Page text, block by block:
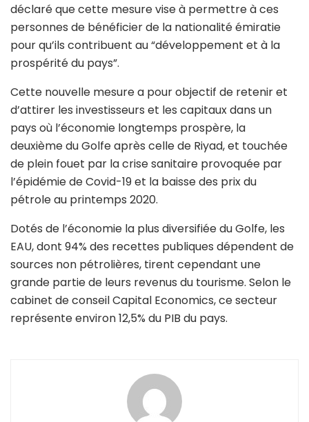
déclaré que cette mesure vise à permettre à ces
personnes de bénéficier de la nationalité émiratie
pour qu’ils contribuent au “développement et à la
prospérité du pays”.
Cette nouvelle mesure a pour objectif de retenir et
d’attirer les investisseurs et les capitaux dans un
pays où l’économie longtemps prospère, la
deuxième du Golfe après celle de Riyad, et touchée
de plein fouet par la crise sanitaire provoquée par
l’épidémie de Covid-19 et la baisse des prix du
pétrole au printemps 2020.
Dotés de l’économie la plus diversifiée du Golfe, les
EAU, dont 94% des recettes publiques dépendent de
sources non pétrolières, tirent cependant une
grande partie de leurs revenus du tourisme. Selon le
cabinet de conseil Capital Economics, ce secteur
représente environ 12,5% du PIB du pays.